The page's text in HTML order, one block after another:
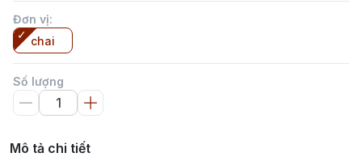
Đơn vị:
chai
Số lượng
Mô tả chi tiết